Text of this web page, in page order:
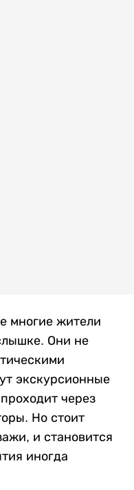
многие жители
Они не
экскурсионные
через
Но стоит
и становится
иногда